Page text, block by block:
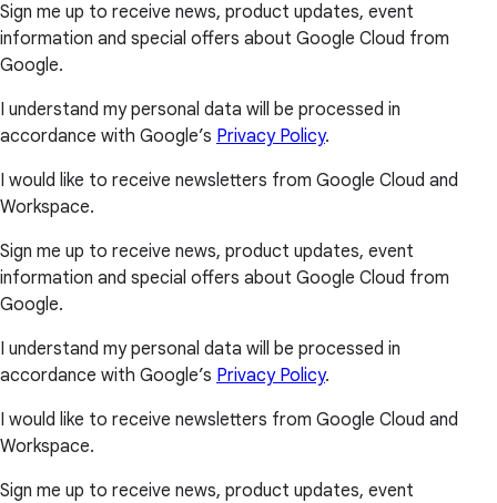
Sign me up to receive news, product updates, event
information and special offers about Google Cloud from
Google.
I understand my personal data will be processed in
accordance with Google’s Privacy Policy.
I would like to receive newsletters from Google Cloud and
Workspace.
Sign me up to receive news, product updates, event
information and special offers about Google Cloud from
Google.
I understand my personal data will be processed in
accordance with Google’s Privacy Policy.
I would like to receive newsletters from Google Cloud and
Workspace.
Sign me up to receive news, product updates, event